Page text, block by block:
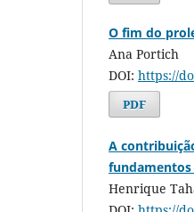
O fim do
Ana Portich
DOI: https://
PDF
A
fundamentos
Henrique